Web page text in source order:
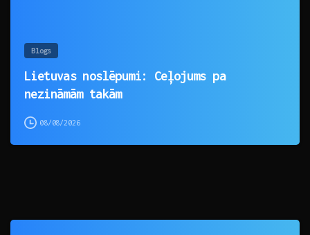
Blogs
Lietuvas noslēpumi: Ceļojums pa
nezināmām takām
08/08/2026